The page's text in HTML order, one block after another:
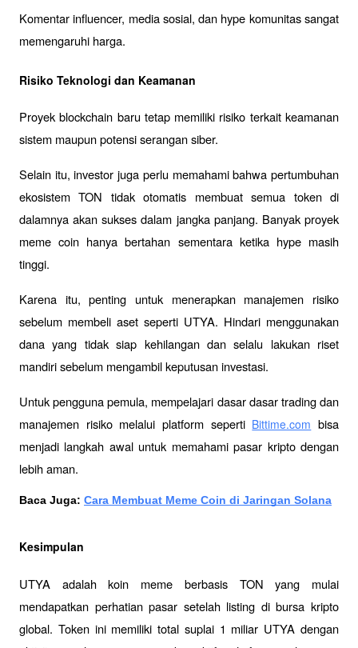
Komentar influencer, media sosial, dan hype komunitas sangat
memengaruhi harga.
Risiko Teknologi dan Keamanan
Proyek blockchain baru tetap memiliki risiko terkait keamanan
sistem maupun potensi serangan siber.
Selain itu, investor juga perlu memahami bahwa pertumbuhan
ekosistem TON tidak otomatis membuat semua token di
dalamnya akan sukses dalam jangka panjang. Banyak proyek
meme coin hanya bertahan sementara ketika hype masih
tinggi.
Karena itu, penting untuk menerapkan manajemen risiko
sebelum membeli aset seperti UTYA. Hindari menggunakan
dana yang tidak siap kehilangan dan selalu lakukan riset
mandiri sebelum mengambil keputusan investasi.
Untuk pengguna pemula, mempelajari dasar dasar trading dan
manajemen risiko melalui platform seperti Bittime.com bisa
menjadi langkah awal untuk memahami pasar kripto dengan
lebih aman.
Baca Juga: Cara Membuat Meme Coin di Jaringan Solana
Kesimpulan
UTYA adalah koin meme berbasis TON yang mulai
mendapatkan perhatian pasar setelah listing di bursa kripto
global. Token ini memiliki total suplai 1 miliar UTYA dengan